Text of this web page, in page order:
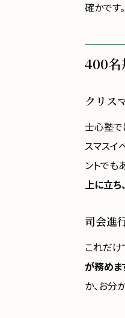
確かです
400名
クリス
士心塾で
スマスイ
ントでも
上に立ち
司会進
これだけ
が務めま
か、お分